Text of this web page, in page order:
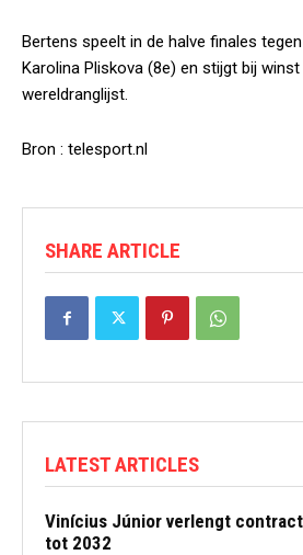
Bertens speelt in de halve finales
Karolina Pliskova (8e) en stijgt bij
wereldranglijst.
Bron : telesport.nl
SHARE ARTICLE
LATEST ARTICLES
Vinícius Júnior verlengt
tot 2032